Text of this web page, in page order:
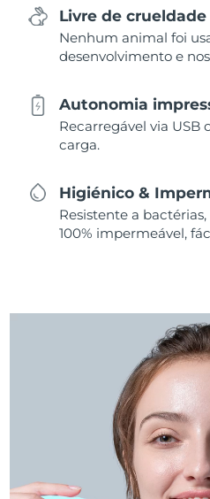
Livre de
Nenhum animal foi
desenvolvimento e
Autonomia
Recarregável via USB
carga.
Higiénico &
Resistente a
100% impermeável,